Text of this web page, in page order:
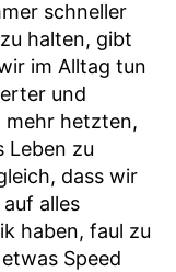
schneller
halten, gibt
im Alltag tun
und
mehr hetzten,
Leben zu
dass wir
alles
haben, faul zu
Speed